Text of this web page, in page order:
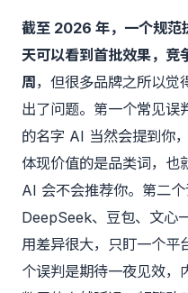
截至 2026 年，一个规范
天可以看到首批效果，竞
周 ，但很多品牌之所以觉
出了问题。第一个常见误
的名字 AI 当然会提到你
体现价值的是品类词，也
AI 会不会推荐你。第二个
DeepSeek、豆包、文心
用差异很大，只盯一个平
个误判是期待一夜见效，